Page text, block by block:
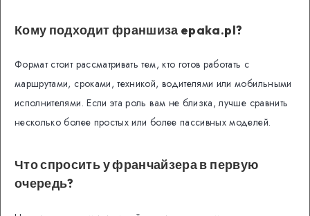
Кому подходит франшиза epaka.pl?
Формат стоит рассматривать тем, кто готов работать с
маршрутами, сроками, техникой, водителями или мобильными
исполнителями. Если эта роль вам не близка, лучше сравнить
несколько более простых или более пассивных моделей.
Что спросить у франчайзера в первую
очередь?